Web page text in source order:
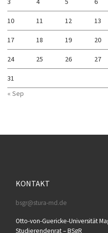
10 11 12 13
17 18 19 20
24 25 26 27
31
« Sep
KONTAKT
bsgr@stura-md.de
Otto-von-Guericke-Universität
Studierendenrat – BSgR